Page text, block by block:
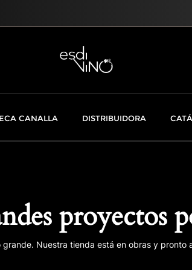
CANALLA DISTRIBUIDORA
proyectos
grande. Nuestra tienda está en obras y pronto